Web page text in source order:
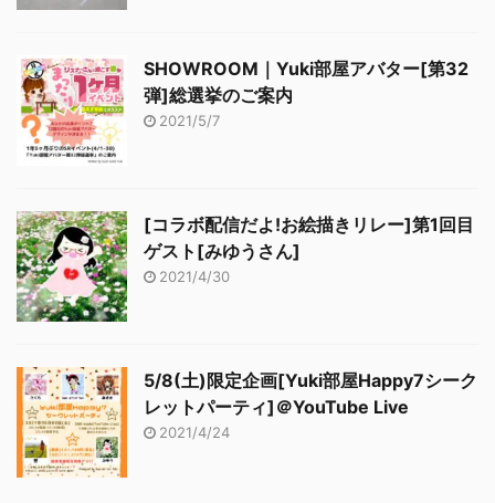
SHOWROOM｜Yuki部屋アバター[第32
弾]総選挙のご案内
2021/5/7
[コラボ配信だよ!お絵描きリレー]第1回目
ゲスト[みゆうさん]
2021/4/30
5/8(土)限定企画[Yuki部屋Happy7シーク
レットパーティ]＠YouTube Live
2021/4/24